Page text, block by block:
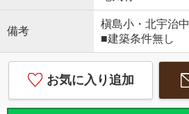
備考
槇島小・北宇治中
■建築条件無し
お気に入り追加